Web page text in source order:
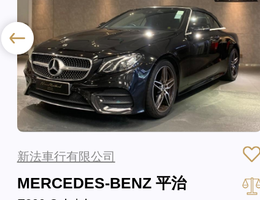
新法車行有限公司
MERCEDES-BENZ 平治